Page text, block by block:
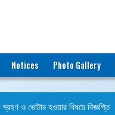
Notices Photo Gallery
ও ভোটার হওয়ার বিষয়ে বিজ্ঞপ্তি